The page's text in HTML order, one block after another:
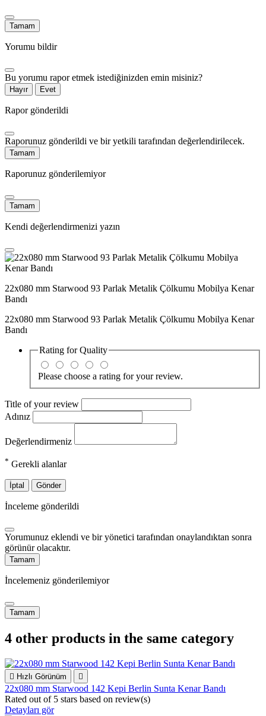
Tamam
Yorumu bildir
Bu yorumu rapor etmek istediğinizden emin misiniz?
Hayır Evet
Rapor gönderildi
Raporunuz gönderildi ve bir yetkili tarafından değerlendirilecek.
Tamam
Raporunuz gönderilemiyor
Tamam
Kendi değerlendirmenizi yazın
22x080 mm Starwood 93 Parlak Metalik Çölkumu Mobilya Kenar
Bandı
22x080 mm Starwood 93 Parlak Metalik Çölkumu Mobilya Kenar
Bandı
Rating forQuality
Please choose a rating for your review.
Title of your review
Adınız
Değerlendirmeniz
* Gerekli alanlar
İptal Gönder
İnceleme gönderildi
Yorumunuz eklendi ve bir yönetici tarafından onaylandıktan sonra
görünür olacaktır.
Tamam
İncelemeniz gönderilemiyor
Tamam
4 other products in the same category
 Hızlı Görünüm 
22x080 mm Starwood 142 Kepi Berlin Sunta Kenar Bandı
Rated out of 5 stars based on review(s)
Detayları gör